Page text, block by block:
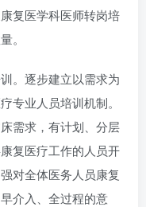
复医学科医师转岗培
。
。逐步建立以需求为
专业人员培训机制。
需求，有计划、分层
复医疗工作的人员开
对全体医务人员康复
介入、全过程的意